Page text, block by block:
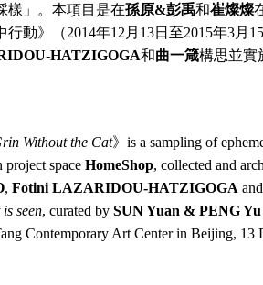
樣」。本項目是在孫原&彭禹和崔燦燦
動》（2014年12月13日至2015年3月
HATZIGOGA和曲一箴構思並實
Without the Cat》is a sampling of
space HomeShop, collected and
, Fotini LAZARIDOU-HATZIGOGA and
seen, curated bySUN Yuan & PENG Yu
Contemporary Art Center in Beijing, 13